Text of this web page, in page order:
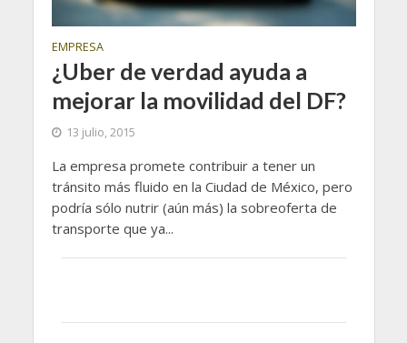
EMPRESA
¿Uber de verdad ayuda a
mejorar la movilidad del DF?
13 julio, 2015
La empresa promete contribuir a tener un
tránsito más fluido en la Ciudad de México, pero
podría sólo nutrir (aún más) la sobreoferta de
transporte que ya...